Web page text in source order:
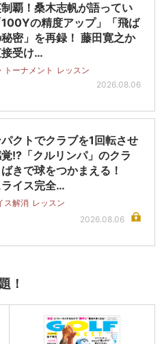
覇！桑木志帆が語ってい
の精度アップ」「飛ば
秘密」を再録！ 藤田寛之か
接受け…
トーナメント レッスン
2026.08.06
クトでクラブを1回転させ
!?「クルリンパ」のクラ
きで球をつかまえる！
ライス完全…
ス解消 レッスン
2026.08.06
！